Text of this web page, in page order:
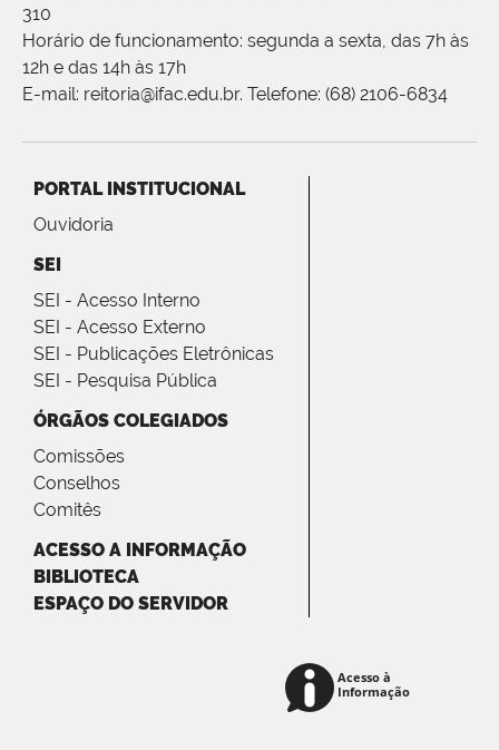
310
Horário de funcionamento: segunda a sexta, das 7h às
12h e das 14h às 17h
E-mail: reitoria@ifac.edu.br. Telefone: (68) 2106-6834
PORTAL INSTITUCIONAL
Ouvidoria
SEI
SEI - Acesso Interno
SEI - Acesso Externo
SEI - Publicações Eletrônicas
SEI - Pesquisa Pública
ÓRGÃOS COLEGIADOS
Comissões
Conselhos
Comitês
ACESSO A INFORMAÇÃO
BIBLIOTECA
ESPAÇO DO SERVIDOR